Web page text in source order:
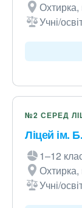
Учні/
№2 СЕРЕД
Ліцей ім.
1–12
Учні/